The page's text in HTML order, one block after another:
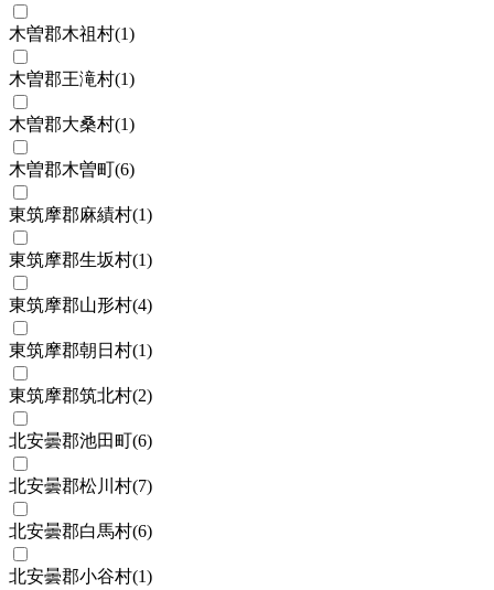
木曽郡木祖村(1)
木曽郡王滝村(1)
木曽郡大桑村(1)
木曽郡木曽町(6)
東筑摩郡麻績村(1)
東筑摩郡生坂村(1)
東筑摩郡山形村(4)
東筑摩郡朝日村(1)
東筑摩郡筑北村(2)
北安曇郡池田町(6)
北安曇郡松川村(7)
北安曇郡白馬村(6)
北安曇郡小谷村(1)